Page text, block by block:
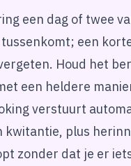
een dag of twee
een
Houd het
een heldere
verstuurt
plus
zonder dat je er